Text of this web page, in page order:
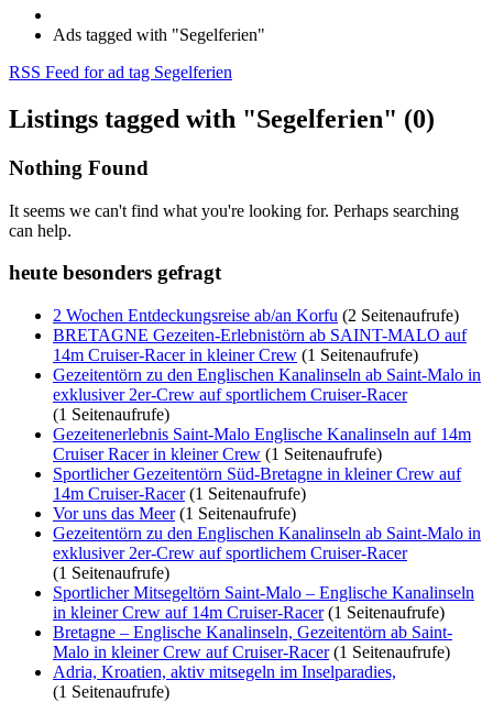
Ads tagged with "Segelferien"
RSS Feed for ad tag Segelferien
Listings tagged with "Segelferien" (0)
Nothing Found
It seems we can't find what you're looking for. Perhaps searching
can help.
heute besonders gefragt
2 Wochen Entdeckungsreise ab/an Korfu (2 Seitenaufrufe)
BRETAGNE Gezeiten-Erlebnistörn ab SAINT-MALO auf
14m Cruiser-Racer in kleiner Crew (1 Seitenaufrufe)
Gezeitentörn zu den Englischen Kanalinseln ab Saint-Malo in
exklusiver 2er-Crew auf sportlichem Cruiser-Racer
(1 Seitenaufrufe)
Gezeitenerlebnis Saint-Malo Englische Kanalinseln auf 14m
Cruiser Racer in kleiner Crew (1 Seitenaufrufe)
Sportlicher Gezeitentörn Süd-Bretagne in kleiner Crew auf
14m Cruiser-Racer(1 Seitenaufrufe)
Vor uns das Meer(1 Seitenaufrufe)
Gezeitentörn zu den Englischen Kanalinseln ab Saint-Malo in
exklusiver 2er-Crew auf sportlichem Cruiser-Racer
(1 Seitenaufrufe)
Sportlicher Mitsegeltörn Saint-Malo – Englische Kanalinseln
in kleiner Crew auf 14m Cruiser-Racer(1 Seitenaufrufe)
Bretagne – Englische Kanalinseln, Gezeitentörn ab Saint-
Malo in kleiner Crew auf Cruiser-Racer(1 Seitenaufrufe)
Adria, Kroatien, aktiv mitsegeln im Inselparadies,
(1 Seitenaufrufe)